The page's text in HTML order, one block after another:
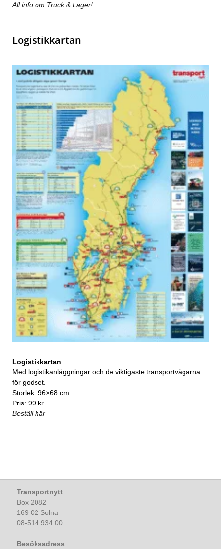
All info om Truck & Lager!
Logistikkartan
Logistikkartan
Med logistikanläggningar och de viktigaste transportvägarna
för godset.
Storlek: 96×68 cm
Pris: 99 kr.
Beställ här
Transportnytt
Box 2082
169 02 Solna
08-514 934 00
Besöksadress